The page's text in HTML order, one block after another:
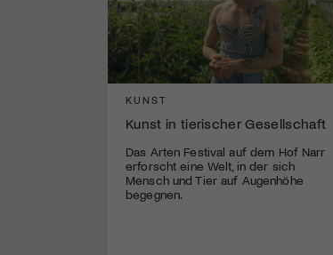
KUNST
Kunst in tierischer Gesellschaft
Das Arten Festival auf dem Hof Narr
erforscht eine Welt, in der sich
Mensch und Tier auf Augenhöhe
begegnen.